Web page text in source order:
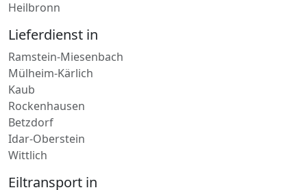
Neuss
Lieferdienst in
Ramstein-Miesenbach
Mülheim-Kärlich
Kaub
Rockenhausen
Betzdorf
Idar-Oberstein